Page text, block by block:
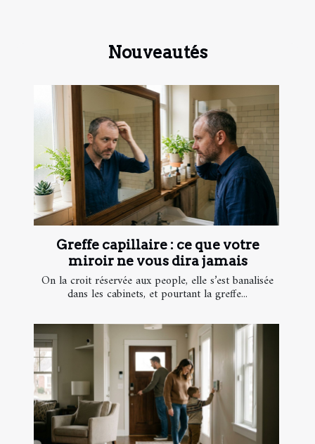
Nouveautés
Greffe capillaire : ce que votre
miroir ne vous dira jamais
On la croit réservée aux people, elle s’est banalisée
dans les cabinets, et pourtant la greffe...